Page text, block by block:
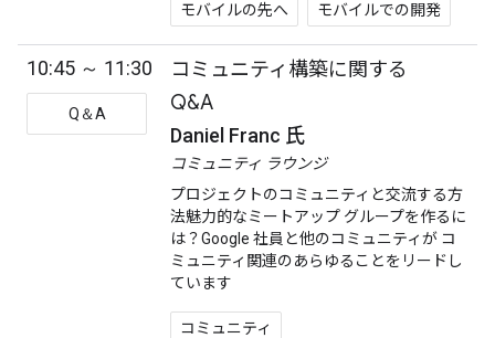
モバイルの先へ モバイルでの開発
10:45 ～ 11:30
Q＆A
コミュニティ構築に関する
Q&A
Daniel Franc 氏
コミュニティ ラウンジ
プロジェクトのコミュニティと交流する方
法魅力的なミートアップ グループを作るに
は？Google 社員と他のコミュニティが コ
ミュニティ関連のあらゆることをリードし
ています
コミュニティ